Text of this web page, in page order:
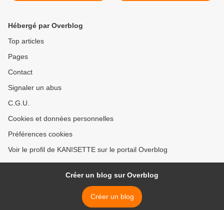
Hébergé par Overblog
Top articles
Pages
Contact
Signaler un abus
C.G.U.
Cookies et données personnelles
Préférences cookies
Voir le profil de KANISETTE sur le portail Overblog
Créer un blog sur Overblog
Créer un blog